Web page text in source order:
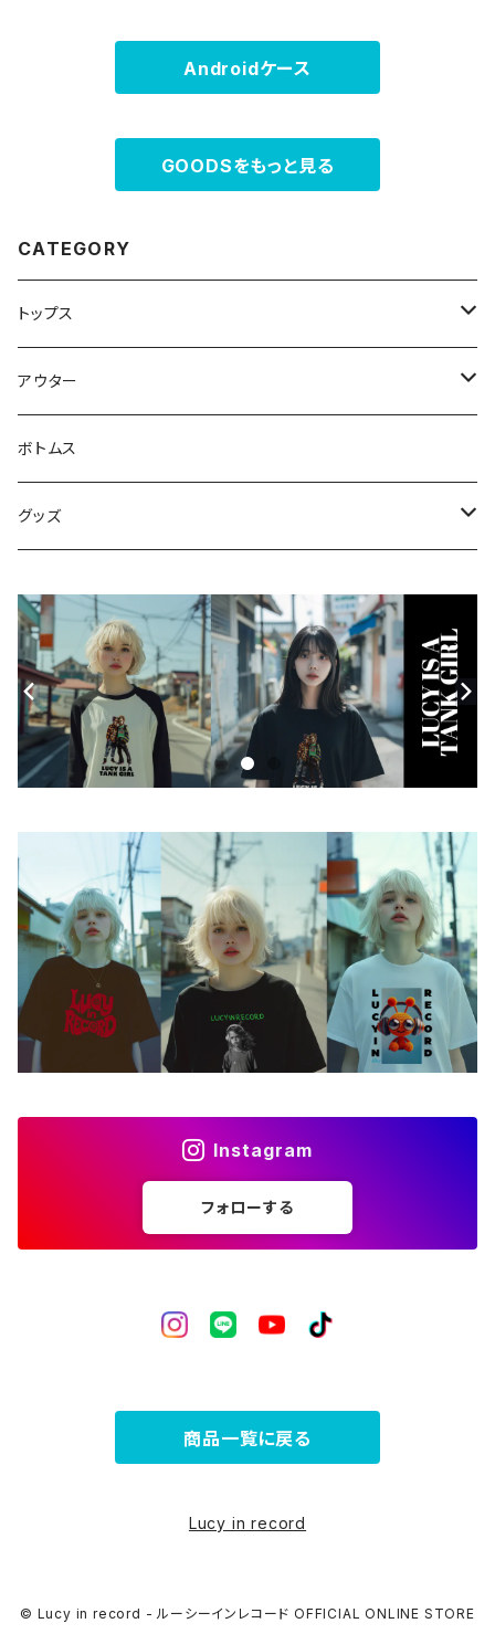
Androidケース
GOODSをもっと見る
CATEGORY
トップス
スウェット・パーカー
Tシャツ
シャツ
アウター
ジャケット・ブルゾン
ボトムス
グッズ
モバイルケース
Androidケース
iPhoneケース
スマホリング
ステッカー
アクセサリー
バッグ
アートワーク
フォトカード
ライフスタイル
Instagram
フォローする
商品一覧に戻る
Lucy in record
© Lucy in record - ルーシーインレコード OFFICIAL ONLINE STORE